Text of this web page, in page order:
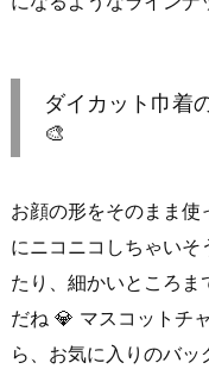
ダイカット巾着
🎨
お顔の形をそのまま
にニコニコしちゃい
たり、細かいところ
だね 💎 マスコットチ
ら、お気に入りのバ